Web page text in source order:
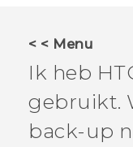
AANBIEDINGEN
HTC Club
SUPPORT
< < Menu
Ik heb
gebruikt.
back-up